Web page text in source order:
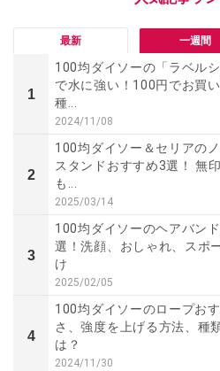
最新 一週間
1
100均ダイソーの「ラベル
で水に強い！100円でお買
種...
2024/11/08
2
100均ダイソー＆セリアの
スタンドおすすめ3選！ 無
も...
2025/03/14
3
100均ダイソーのヘアバン
選！洗顔、おしゃれ、スポ
け
2025/02/05
4
100均ダイソーのロープお
さ、強度を上げる方法、種
は？
2024/11/30